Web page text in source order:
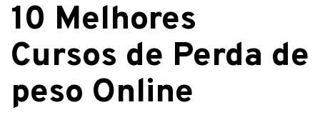
10 Melhores
Cursos de Perda de
peso Online